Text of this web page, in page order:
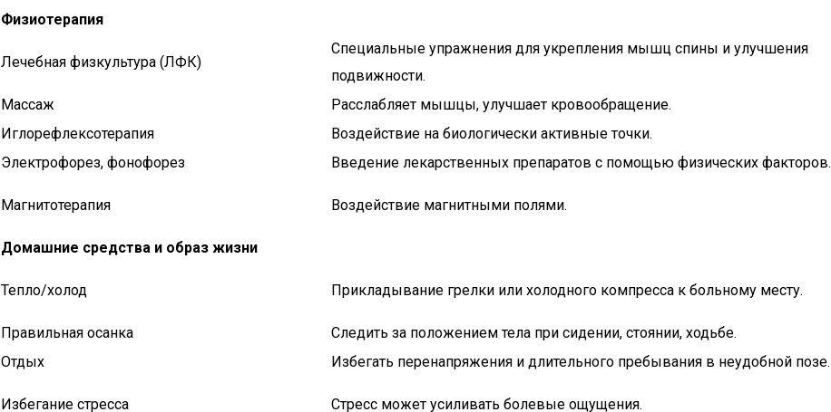
Физиотерапия
Лечебная физкультура (ЛФК)
Специальные упражнения для укрепления мышц спины и улучшения
подвижности.
Массаж
Расслабляет мышцы, улучшает кровообращение.
Иглорефлексотерапия
Воздействие на биологически активные точки.
Электрофорез, фонофорез
Введение лекарственных препаратов с помощью физических факторов.
Магнитотерапия Воздействие магнитными полями.
Домашние средства и образ жизни
Тепло/холод Прикладывание грелки или холодного компресса к больному месту.
Правильная осанка
Следить за положением тела при сидении, стоянии, ходьбе.
Отдых
Избегать перенапряжения и длительного пребывания в неудобной позе.
Избегание стресса Стресс может усиливать болевые ощущения.